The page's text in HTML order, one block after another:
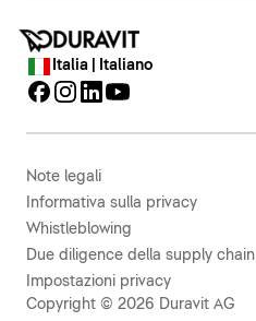
Italia | Italiano
Note legali
Informativa sulla privacy
Whistleblowing
Due diligence della supply chain
Impostazioni privacy
Copyright © 2026 Duravit AG